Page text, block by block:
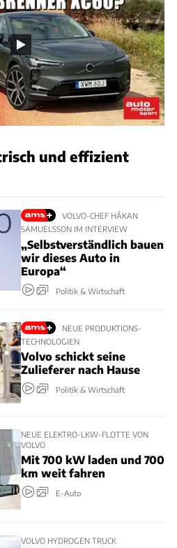
und effizient
VOLVO-CHEF HÅKAN
SAMUELSSON IM INTERVIEW
„Selbstverständlich bauen
wir dieses Auto in
Europa“
Politik & Wirtschaft
NEUE PRODUKTIONS-
TECHNOLOGIEN
Volvo schickt seine
Zulieferer nach Hause
Politik & Wirtschaft
NEUE ELEKTRO-LKW-FLOTTE VON
VOLVO
Mit 700 kW laden und 700
km weit fahren
E-Auto
VOLVO HYDROGEN TRUCK